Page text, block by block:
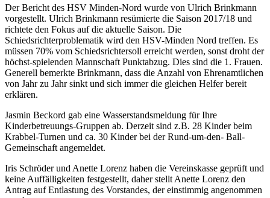
Der Bericht des HSV Minden-Nord wurde von Ulrich Brinkmann
vorgestellt. Ulrich Brinkmann resümierte die Saison 2017/18 und
richtete den Fokus auf die aktuelle Saison. Die
Schiedsrichterproblematik wird den HSV-Minden Nord treffen. Es
müssen 70% vom Schiedsrichtersoll erreicht werden, sonst droht der
höchst-spielenden Mannschaft Punktabzug. Dies sind die 1. Frauen.
Generell bemerkte Brinkmann, dass die Anzahl von Ehrenamtlichen
von Jahr zu Jahr sinkt und sich immer die gleichen Helfer bereit
erklären.
Jasmin Beckord gab eine Wasserstandsmeldung für Ihre
Kinderbetreuungs-Gruppen ab. Derzeit sind z.B. 28 Kinder beim
Krabbel-Turnen und ca. 30 Kinder bei der Rund-um-den- Ball-
Gemeinschaft angemeldet.
Iris Schröder und Anette Lorenz haben die Vereinskasse geprüft und
keine Auffälligkeiten festgestellt, daher stellt Anette Lorenz den
Antrag auf Entlastung des Vorstandes, der einstimmig angenommen